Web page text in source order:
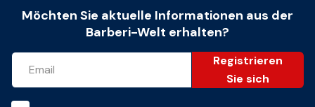
Möchten Sie aktuelle Informationen aus der
Barberi-Welt erhalten?
Registrieren
Sie sich